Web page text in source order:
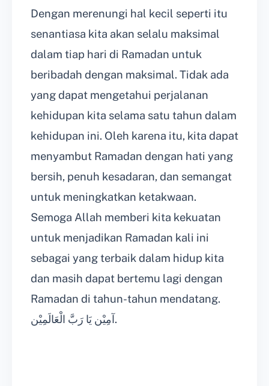
Dengan merenungi hal kecil seperti itu
senantiasa kita akan selalu maksimal
dalam tiap hari di Ramadan untuk
beribadah dengan maksimal. Tidak ada
yang dapat mengetahui perjalanan
kehidupan kita selama satu tahun dalam
kehidupan ini. Oleh karena itu, kita dapat
menyambut Ramadan dengan hati yang
bersih, penuh kesadaran, dan semangat
untuk meningkatkan ketakwaan.
Semoga Allah memberi kita kekuatan
untuk menjadikan Ramadan kali ini
sebagai yang terbaik dalam hidup kita
dan masih dapat bertemu lagi dengan
Ramadan di tahun-tahun mendatang.
آمِيْن يَا رَبَّ الْعَالَمِيْن.